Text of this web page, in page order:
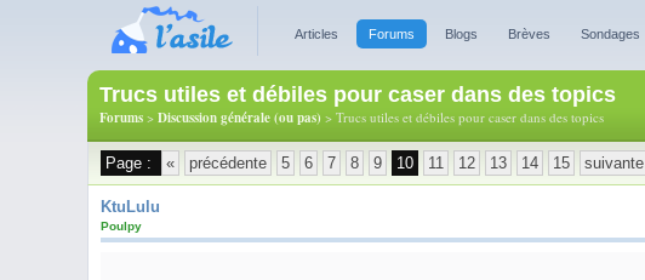
Articles Forums Blogs Brèves Sondages
Trucs utiles et débiles pour caser dans des topics
Forums > Discussion générale (ou pas) > Trucs utiles et débiles pour caser dans des topics
Page : « précédente 5 6 7 8 9 10 11 12 13 14 15 suivante
KtuLulu
Poulpy